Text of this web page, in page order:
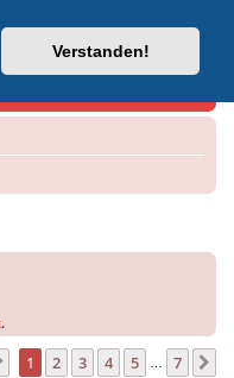
Verstanden!
Helpdesk
Seite von7
1 2 3 4 5 7